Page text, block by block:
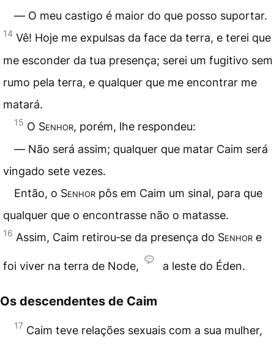
― O meu castigo é maior do que posso suportar.
14 Vê! Hoje me expulsas da face da terra, e terei que
me esconder da tua presença; serei um fugitivo sem
rumo pela terra, e qualquer que me encontrar me
matará.
15 O Senhor, porém, lhe respondeu:
― Não será assim; qualquer que matar Caim será
vingado sete vezes.
Então, o Senhor pôs em Caim um sinal, para que
qualquer que o encontrasse não o matasse.
16 Assim, Caim retirou‑se da presença do Senhor e
foi viver na terra de Node, a leste do Éden.
Os descendentes de Caim
17 Caim teve relações sexuais com a sua mulher,